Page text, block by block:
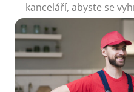
kanceláří, abyste se